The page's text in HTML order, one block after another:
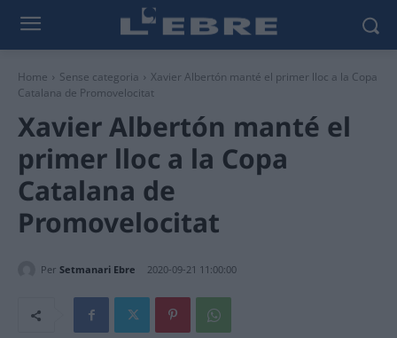
Home Sense categoria
Xavier Albertón manté el primer lloc a la Copa
Catalana de Promovelocitat
Xavier Albertón manté el
primer lloc a la Copa
Catalana de
Promovelocitat
Per Setmanari Ebre 2020-09-21 11:00:00